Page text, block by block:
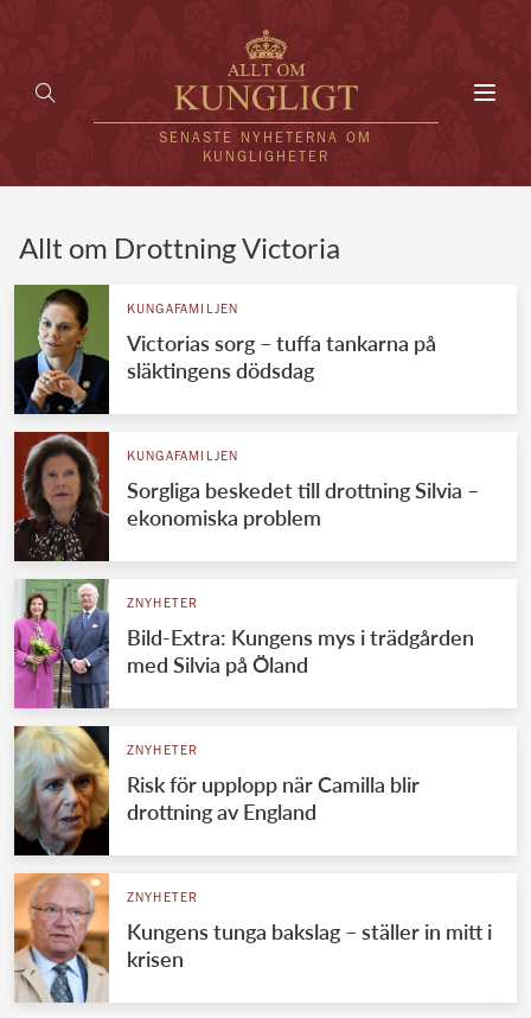
SENASTE NYHETERNA OM
KUNGLIGHETER
UTLÄNDSKT
VÄRLDENS KUNGAHUS
Svenska kungahuset
Brittiska kungahuset
Danska kungahuset
Spanska kungahuset
Jordanska kungahuset
Luxemburgska storhertighuset
Japanska kejsarhuset
Thailändska kungahuset
Marockanska kungahuset
REDAKTION
Allt om Drottning Victoria
KUNGAFAMILJEN
Victorias sorg – tuffa tankarna på
släktingens dödsdag
KUNGAFAMILJEN
Sorgliga beskedet till drottning Silvia –
ekonomiska problem
ZNYHETER
Bild-Extra: Kungens mys i trädgården
med Silvia på Öland
ZNYHETER
Risk för upplopp när Camilla blir
drottning av England
ZNYHETER
Kungens tunga bakslag – ställer in mitt i
krisen